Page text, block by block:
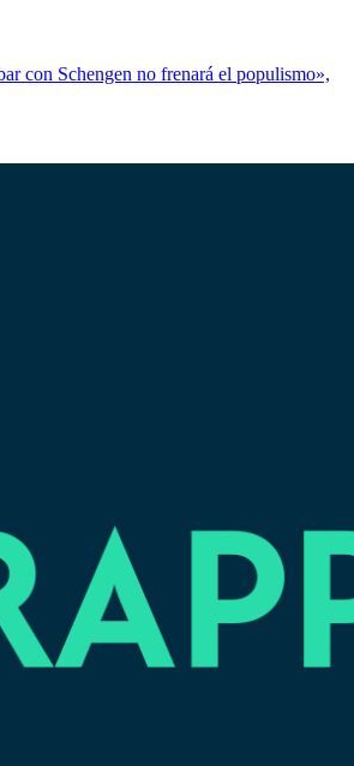
con Schengen no frenará el populismo»,